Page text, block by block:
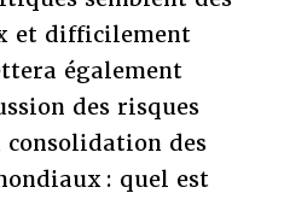
et difficilement
également
des risques
des
: quel est